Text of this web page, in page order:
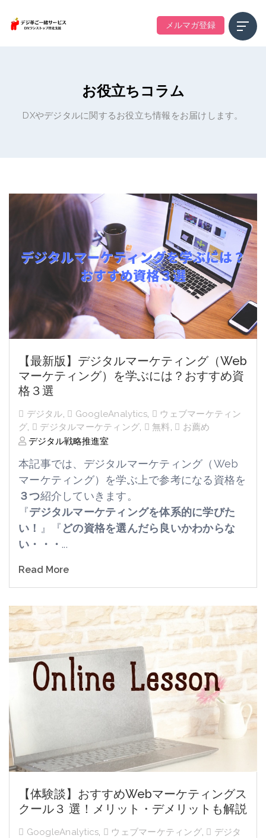
メルマガ登録
お役立ちコラム
DXやデジタルに関するお役立ち情報をお届けします。
【最新版】デジタルマーケティング（Web
マーケティング）を学ぶには？おすすめ資
格３選
デジタル, GoogleAnalytics,
ウェブマーケティン
グ, デジタルマーケティング, 無料,
お薦め
デジタル戦略推進室
本記事では、デジタルマーケティング（Web
マーケティング）を学ぶ上で参考になる資格を
３つ紹介していきます。
『デジタルマーケティングを体系的に学びた
い！
』『 どの資格を選んだら良いかわからな
い・・・ ...
Read More
【体験談】おすすめWebマーケティングス
クール３ 選！メリット・デメリットも解説
GoogleAnalytics, ウェブマーケティング,
デジタ